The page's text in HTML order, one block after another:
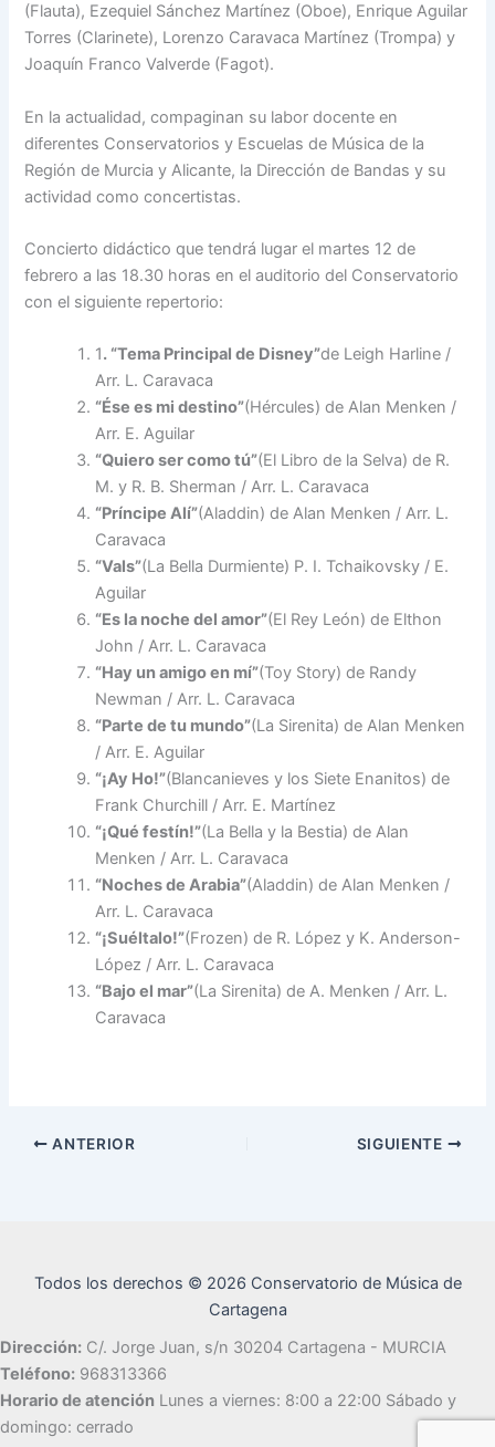
(Flauta), Ezequiel Sánchez Martínez (Oboe), Enrique Aguilar
Torres (Clarinete), Lorenzo Caravaca Martínez (Trompa) y
Joaquín Franco Valverde (Fagot).
En la actualidad, compaginan su labor docente en
diferentes Conservatorios y Escuelas de Música de la
Región de Murcia y Alicante, la Dirección de Bandas y su
actividad como concertistas.
Concierto didáctico que tendrá lugar el martes 12 de
febrero a las 18.30 horas en el auditorio del Conservatorio
con el siguiente repertorio:
1. “Tema Principal de Disney”de Leigh Harline /
Arr. L. Caravaca
“Ése es mi destino”(Hércules) de Alan Menken /
Arr. E. Aguilar
“Quiero ser como tú”(El Libro de la Selva) de R.
M. y R. B. Sherman / Arr. L. Caravaca
“Príncipe Alí”(Aladdin) de Alan Menken / Arr. L.
Caravaca
“Vals”(La Bella Durmiente) P. I. Tchaikovsky / E.
Aguilar
“Es la noche del amor”(El Rey León) de Elthon
John / Arr. L. Caravaca
“Hay un amigo en mí”(Toy Story) de Randy
Newman / Arr. L. Caravaca
“Parte de tu mundo”(La Sirenita) de Alan Menken
/ Arr. E. Aguilar
“¡Ay Ho!”(Blancanieves y los Siete Enanitos) de
Frank Churchill / Arr. E. Martínez
“¡Qué festín!”(La Bella y la Bestia) de Alan
Menken / Arr. L. Caravaca
“Noches de Arabia”(Aladdin) de Alan Menken /
Arr. L. Caravaca
“¡Suéltalo!”(Frozen) de R. López y K. Anderson-
López / Arr. L. Caravaca
“Bajo el mar”(La Sirenita) de A. Menken / Arr. L.
Caravaca
ANTERIOR SIGUIENTE
Todos los derechos © 2026 Conservatorio de Música de
Cartagena
Dirección: C/. Jorge Juan, s/n 30204 Cartagena - MURCIA
Teléfono: 968313366
Horario de atención Lunes a viernes: 8:00 a 22:00 Sábado y
domingo: cerrado